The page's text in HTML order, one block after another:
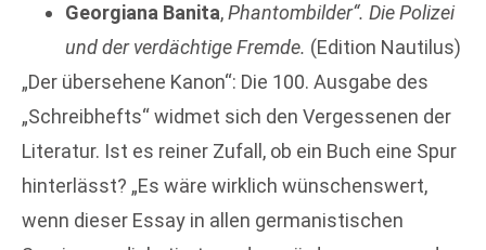
Georgiana Banita,Phantombilder“. Die Polizei
und der verdächtige Fremde. (Edition Nautilus)
„Der übersehene Kanon“: Die 100. Ausgabe des
„Schreibhefts“ widmet sich den Vergessenen der
Literatur. Ist es reiner Zufall, ob ein Buch eine Spur
hinterlässt? „Es wäre wirklich wünschenswert,
wenn dieser Essay in allen germanistischen